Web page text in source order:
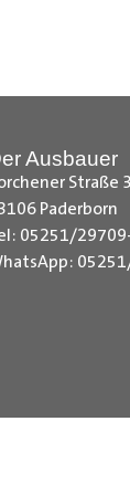
Ausbauer
Straße
Paderborn
05251/